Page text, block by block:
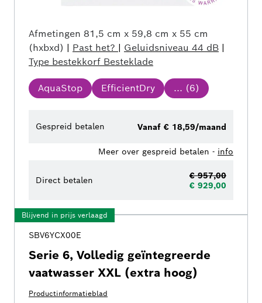
Afmetingen 81,5 cm x 59,8 cm x 55 cm
(hxbxd) | Past het? | Geluidsniveau 44 dB |
Type bestekkorf Besteklade
AquaStop EfficientDry ... (6)
Gespreid betalen Vanaf € 18,59/maand
Meer over gespreid betalen - info
Direct betalen
€ 957,00
€ 929,00
Blijvend in prijs verlaagd
SBV6YCX00E
Serie 6, Volledig geïntegreerde
vaatwasser XXL (extra hoog)
Productinformatieblad